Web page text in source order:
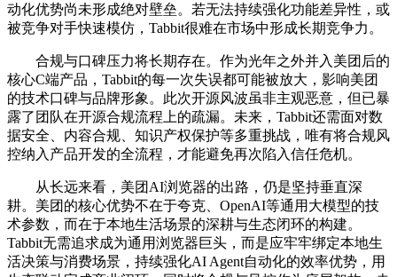
动化优势尚未形成绝对壁垒。若无法持续强化功能差异性，或
被竞争对手快速模仿，Tabbit很难在市场中形成长期竞争力。
合规与口碑压力将长期存在。作为光年之外并入美团后的
核心C端产品，Tabbit的每一次失误都可能被放大，影响美团
的技术口碑与品牌形象。此次开源风波虽非主观恶意，但已暴
露了团队在开源合规流程上的疏漏。未来，Tabbit还需面对数
据安全、内容合规、知识产权保护等多重挑战，唯有将合规风
控纳入产品开发的全流程，才能避免再次陷入信任危机。
从长远来看，美团AI浏览器的出路，仍是坚持垂直深
耕。美团的核心优势不在于夸克、OpenAI等通用大模型的技
术参数，而在于本地生活场景的深耕与生态闭环的构建。
Tabbit无需追求成为通用浏览器巨头，而是应牢牢绑定本地生
活决策与消费场景，持续强化AI Agent自动化的效率优势，用